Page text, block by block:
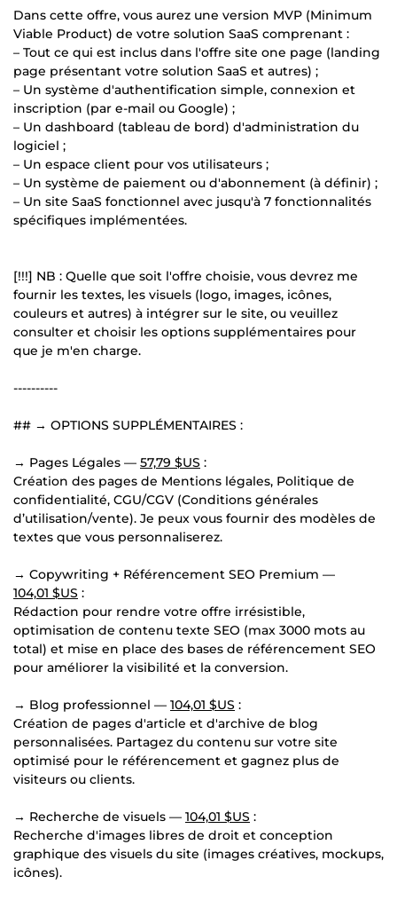
Dans cette offre, vous aurez une version MVP (Minimum
Viable Product) de votre solution SaaS comprenant :
– Tout ce qui est inclus dans l'offre site one page (landing
page présentant votre solution SaaS et autres) ;
– Un système d'authentification simple, connexion et
inscription (par e-mail ou Google) ;
– Un dashboard (tableau de bord) d'administration du
logiciel ;
– Un espace client pour vos utilisateurs ;
– Un système de paiement ou d'abonnement (à définir) ;
– Un site SaaS fonctionnel avec jusqu'à 7 fonctionnalités
spécifiques implémentées.
[!!!] NB : Quelle que soit l'offre choisie, vous devrez me
fournir les textes, les visuels (logo, images, icônes,
couleurs et autres) à intégrer sur le site, ou veuillez
consulter et choisir les options supplémentaires pour
que je m'en charge.
----------
## → OPTIONS SUPPLÉMENTAIRES :
→ Pages Légales — 57,79 $US :
Création des pages de Mentions légales, Politique de
confidentialité, CGU/CGV (Conditions générales
d’utilisation/vente). Je peux vous fournir des modèles de
textes que vous personnaliserez.
→ Copywriting + Référencement SEO Premium —
104,01 $US :
Rédaction pour rendre votre offre irrésistible,
optimisation de contenu texte SEO (max 3000 mots au
total) et mise en place des bases de référencement SEO
pour améliorer la visibilité et la conversion.
→ Blog professionnel — 104,01 $US :
Création de pages d'article et d'archive de blog
personnalisées. Partagez du contenu sur votre site
optimisé pour le référencement et gagnez plus de
visiteurs ou clients.
→ Recherche de visuels — 104,01 $US :
Recherche d'images libres de droit et conception
graphique des visuels du site (images créatives, mockups,
icônes).